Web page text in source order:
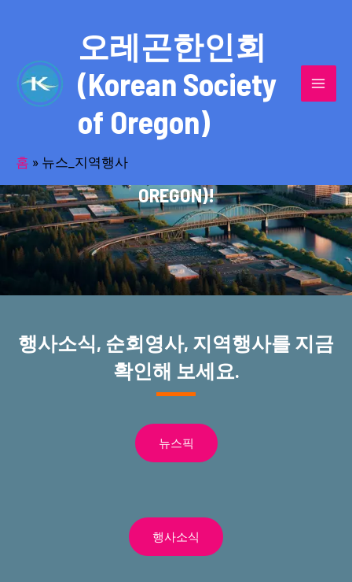
오레곤한인회
(Korean Society
of Oregon)
홈 » 뉴스_지역행사
반세기의 세월을 품고 동포사회를 섬겨온
오레곤한인회(KOREAN SOCIETY OF
OREGON)!
행사소식, 순회영사, 지역행사를 지금
확인해 보세요.
뉴스픽
행사소식